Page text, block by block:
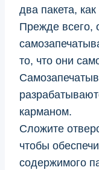
два пакета,
Прежде всего,
то, что они
карманом.
Сложите
чтобы
содержимого